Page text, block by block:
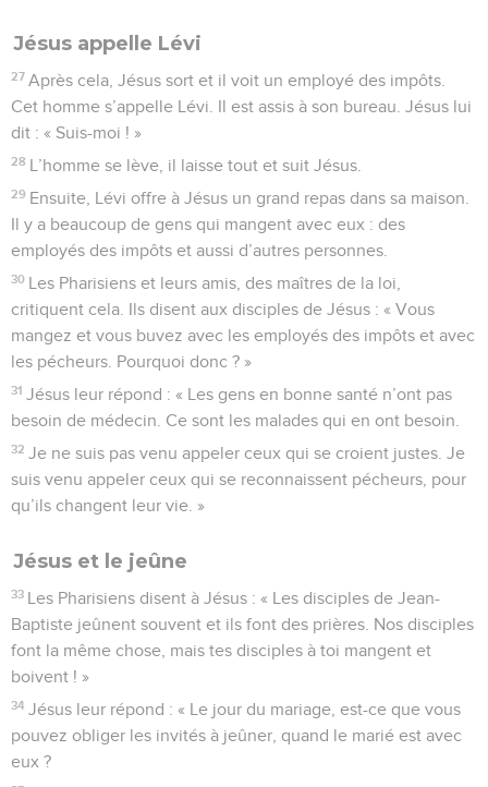
Jésus appelle Lévi
27 Après cela, Jésus sort et il voit un employé des impôts.
Cet homme s’appelle Lévi. Il est assis à son bureau. Jésus lui
dit : « Suis-moi ! »
28 L’homme se lève, il laisse tout et suit Jésus.
29 Ensuite, Lévi offre à Jésus un grand repas dans sa maison.
Il y a beaucoup de gens qui mangent avec eux : des
employés des impôts et aussi d’autres personnes.
30 Les Pharisiens et leurs amis, des maîtres de la loi,
critiquent cela. Ils disent aux disciples de Jésus : « Vous
mangez et vous buvez avec les employés des impôts et avec
les pécheurs. Pourquoi donc ? »
31 Jésus leur répond : « Les gens en bonne santé n’ont pas
besoin de médecin. Ce sont les malades qui en ont besoin.
32 Je ne suis pas venu appeler ceux qui se croient justes. Je
suis venu appeler ceux qui se reconnaissent pécheurs, pour
qu’ils changent leur vie. »
Jésus et le jeûne
33 Les Pharisiens disent à Jésus : « Les disciples de Jean-
Baptiste jeûnent souvent et ils font des prières. Nos disciples
font la même chose, mais tes disciples à toi mangent et
boivent ! »
34 Jésus leur répond : « Le jour du mariage, est-ce que vous
pouvez obliger les invités à jeûner, quand le marié est avec
eux ?